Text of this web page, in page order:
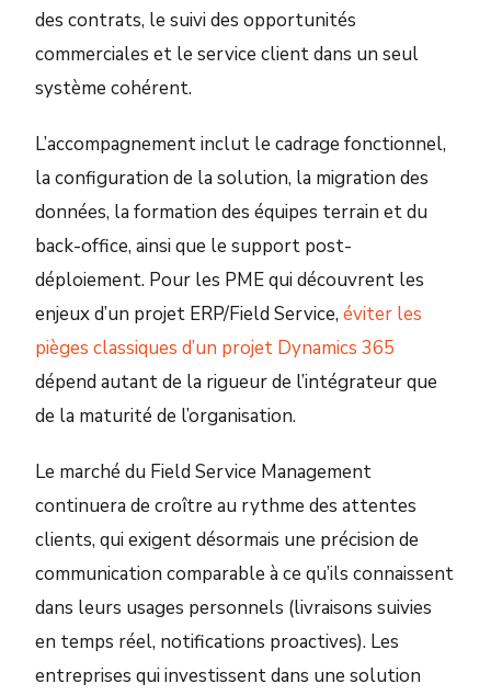
des contrats, le suivi des opportunités
commerciales et le service client dans un seul
système cohérent.
L’accompagnement inclut le cadrage fonctionnel,
la configuration de la solution, la migration des
données, la formation des équipes terrain et du
back-office, ainsi que le support post-
déploiement. Pour les PME qui découvrent les
enjeux d’un projet ERP/Field Service,éviter les
pièges classiques d’un projet Dynamics 365
dépend autant de la rigueur de l’intégrateur que
de la maturité de l’organisation.
Le marché du Field Service Management
continuera de croître au rythme des attentes
clients, qui exigent désormais une précision de
communication comparable à ce qu’ils connaissent
dans leurs usages personnels (livraisons suivies
en temps réel, notifications proactives). Les
entreprises qui investissent dans une solution